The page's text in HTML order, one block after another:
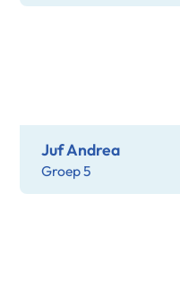
Juf Andrea
Groep 5